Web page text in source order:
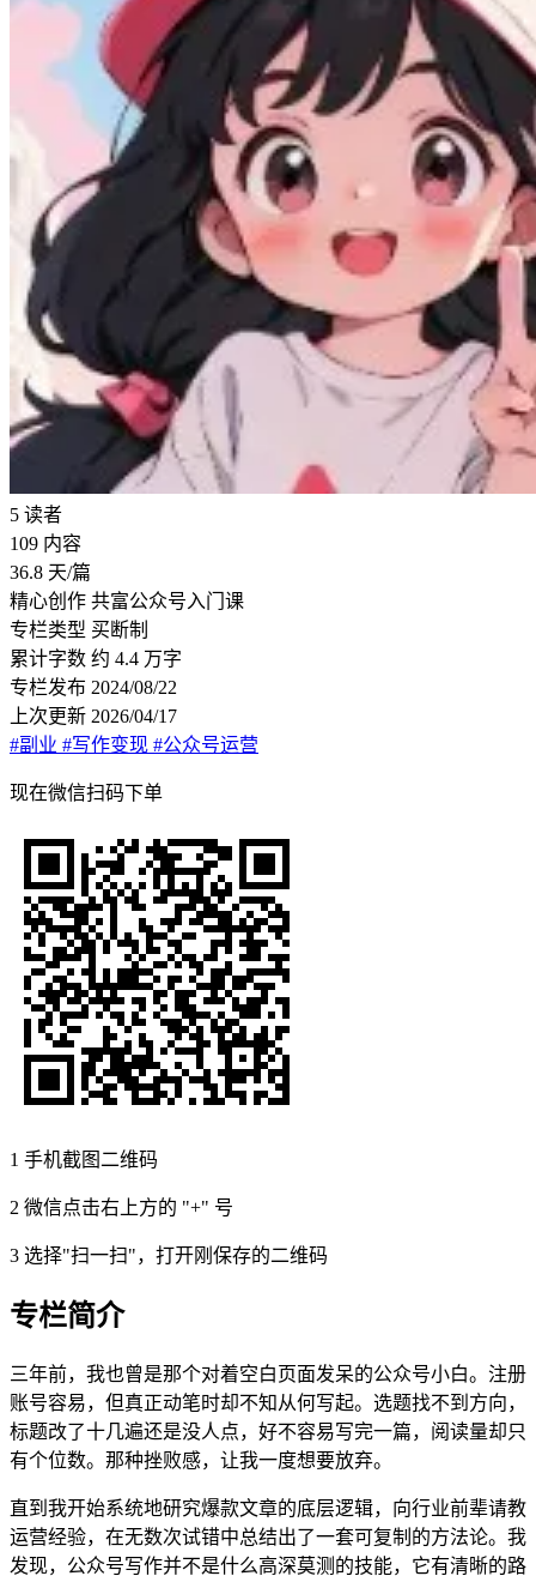
5 读者
109 内容
36.8 天/篇
精心创作 共富公众号入门课
专栏类型 买断制
累计字数 约 4.4 万字
专栏发布 2024/08/22
上次更新 2026/04/17
#副业 #写作变现 #公众号运营
现在微信扫码下单
1 手机截图二维码
2 微信点击右上方的 "+" 号
3 选择"扫一扫"，打开刚保存的二维码
专栏简介
三年前，我也曾是那个对着空白页面发呆的公众号小白。注册
账号容易，但真正动笔时却不知从何写起。选题找不到方向，
标题改了十几遍还是没人点，好不容易写完一篇，阅读量却只
有个位数。那种挫败感，让我一度想要放弃。
直到我开始系统地研究爆款文章的底层逻辑，向行业前辈请教
运营经验，在无数次试错中总结出了一套可复制的方法论。我
发现，公众号写作并不是什么高深莫测的技能，它有清晰的路